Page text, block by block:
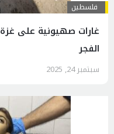
فلسطين
الفجر
سبتمبر 24, 2025